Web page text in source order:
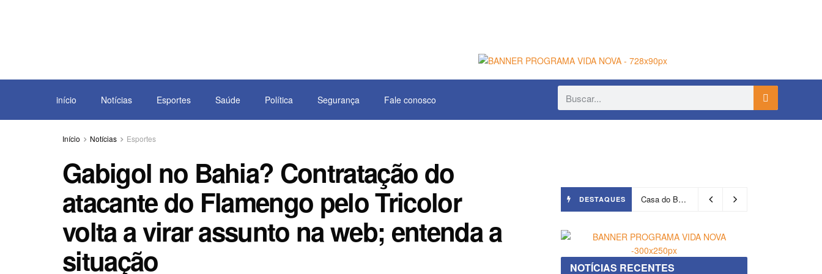
início Notícias Esportes Saúde Política Segurança Fale conosco
Início Notícias Esportes
Gabigol no Bahia? Contratação do
atacante do Flamengo pelo Tricolor
volta a virar assunto na web; entenda a
situação
DESTAQUES Casa do Benin será reaberta nesta quinta-feira (6)
NOTÍCIAS RECENTES